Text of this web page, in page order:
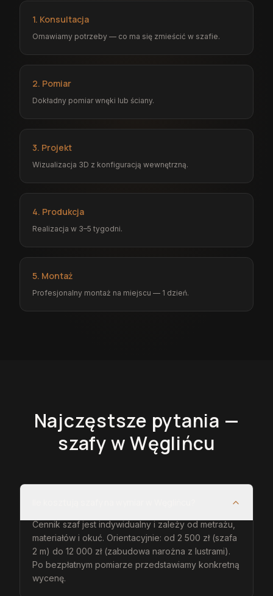
1. Konsultacja
Omawiamy potrzeby — co ma się zmieścić w szafie.
2. Pomiar
Dokładny pomiar wnęki lub ściany.
3. Projekt
Wizualizacja 3D z konfiguracją wewnętrzną.
4. Produkcja
Realizacja w 3–5 tygodni.
5. Montaż
Profesjonalny montaż na miejscu — 1 dzień.
Najczęstsze pytania —
szafyw Węglińcu
Cennik szaf jest indywidualny i zależy od metrażu,
materiałów i okuć. Orientacyjnie: od 2 500 zł (szafa
2 m) do 12 000 zł (zabudowa narożna z lustrami).
Po bezpłatnym pomiarze przedstawiamy konkretną
wycenę.